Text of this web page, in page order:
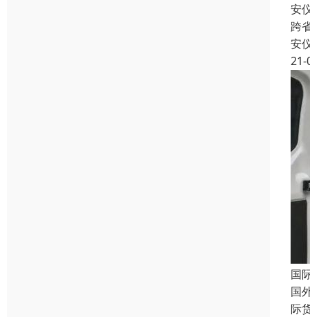
安
跨
安
21-
国
国
际